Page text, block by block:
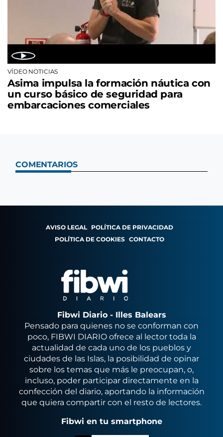
VÍDEO NOTICIAS
Asima impulsa la formación náutica con
un curso básico de seguridad para
embarcaciones comerciales
COMENTARIOS
AVISO LEGAL POLÍTICA DE PRIVACIDAD
POLÍTICA DE COOKIES CONTACTO
Fibwi Diario - Illes Balears
Pensado para quienes no se conforman con
poco, FIBWI DIARIO ofrece al lector toda la
actualidad de cada uno de los pueblos y
ciudades de las Islas, la posibilidad de opinar
sobre los temas que más le preocupan, o,
incluso, poder participar directamente en la
confección del diario, aportando la información
que quiera compartir con el resto de lectores.
Fibwi en tu smartphone